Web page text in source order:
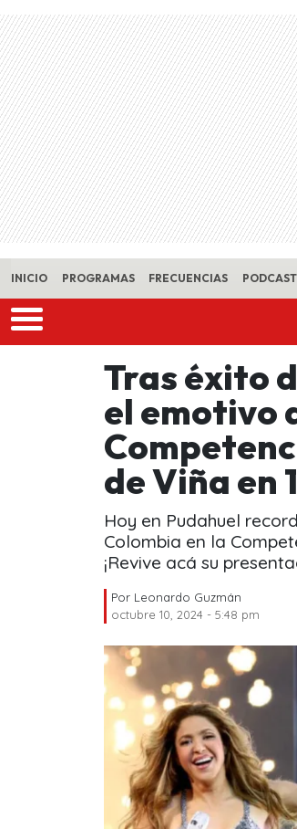
Skip to main content
INICIO PROGRAMAS FRECUENCIAS PODCAST
Tras éxito
el emotivo
de Viña en
Hoy en Pudahuel
Colombia en la
¡Revive acá su
Por Leonardo Guzmán
octubre 10, 2024 - 5:48 pm